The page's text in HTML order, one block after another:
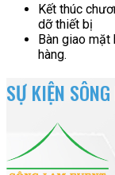
Kết thúc
dỡ thiết bị
Bàn giao mặt
hàng.
SỰ KIỆN